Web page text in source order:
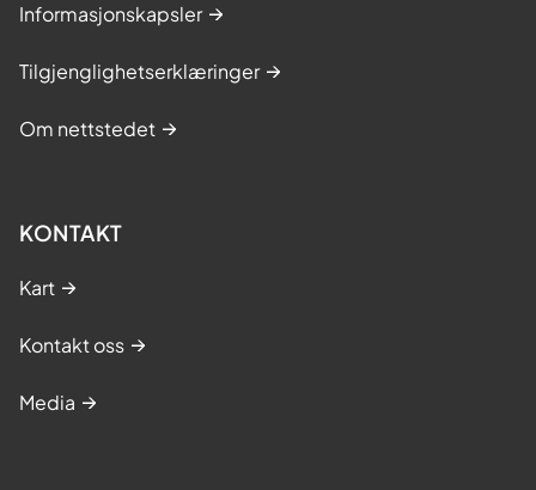
Informasjonskapsler
Tilgjenglighetserklæringer
Om nettstedet
KONTAKT
Kart
Kontakt oss
Media